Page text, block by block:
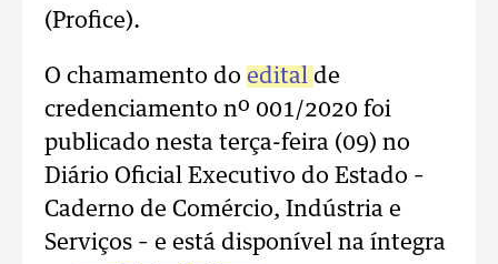
(Profice).
O chamamento do edital de
credenciamento nº 001/2020 foi
publicado nesta terça-feira (09) no
Diário Oficial Executivo do Estado –
Caderno de Comércio, Indústria e
Serviços – e está disponível na íntegra